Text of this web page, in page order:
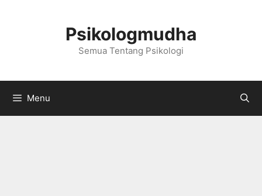
Psikologmudha
Semua Tentang Psikologi
Menu